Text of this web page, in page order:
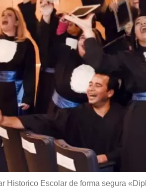
Historico Escolar de forma segura